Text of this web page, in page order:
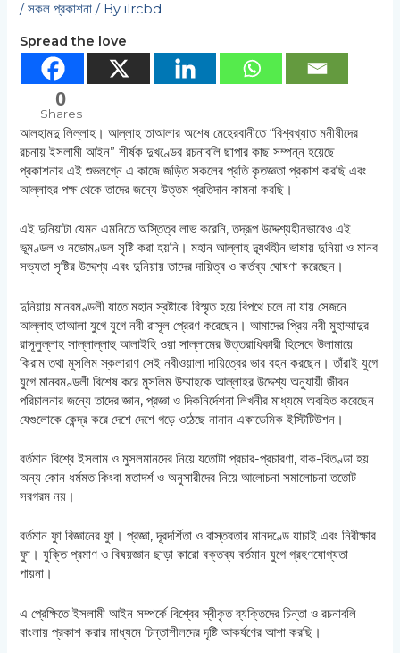
/সকল প্রকাশনা / Byilrcbd
Spread the love
0
Shares
আলহামদু লিল্লাহ। আল্লাহ তাআলার অশেষ মেহেরবানীতে “বিশ্বখ্যাত মনীষীদের
রচনায় ইসলামী আইন” শীর্ষক দুখণ্ডের রচনাবলি ছাপার কাছ সম্পন্ন হয়েছে
প্রকাশনার এই শুভলগ্নে এ কাজে জড়িত সকলের প্রতি কৃতজ্ঞতা প্রকাশ করছি এবং
আল্লাহর পক্ষ থেকে তাদের জন্যে উত্তম প্রতিদান কামনা করছি।
এই দুনিয়াটা যেমন এমনিতে অস্তিত্ব লাভ করেনি, তদ্রূপ উদ্দেশ্যহীনভাবেও এই
ভূমণ্ডল ও নভোমণ্ডল সৃষ্টি করা হয়নি। মহান আল্লাহ দ্ব্যর্থহীন ভাষায় দুনিয়া ও মানব
সভ্যতা সৃষ্টির উদ্দেশ্য এবং দুনিয়ায় তাদের দায়িত্ব ও কর্তব্য ঘোষণা করেছেন।
দুনিয়ায় মানবমণ্ডলী যাতে মহান স্রষ্টাকে বিস্মৃত হয়ে বিপথে চলে না যায় সেজনে
আল্লাহ তাআলা যুগে যুগে নবী রাসূল প্রেরণ করেছেন। আমাদের প্রিয় নবী মুহাম্মাদুর
রাসূলুল্লাহ সাল্লাল্লাহু আলাইহি ওয়া সাল্লামের উত্তরাধিকারী হিসেবে উলামায়ে
কিরাম তথা মুসলিম স্কলারাণ সেই নবীওয়ালা দায়িত্বের ভার বহন করছেন। তাঁরাই যুগে
যুগে মানবমণ্ডলী বিশেষ করে মুসলিম উম্মাহকে আল্লাহর উদ্দেশ্য অনুযায়ী জীবন
পরিচালনার জন্যে তাদের জ্ঞান, প্রজ্ঞা ও দিকনির্দেশনা লিখনীর মাধ্যমে অবহিত করেছেন
যেগুলোকে কেন্দ্র করে দেশে দেশে গড়ে ওঠেছে নানান একাডেমিক ইস্টিটিউশন।
বর্তমান বিশ্বে ইসলাম ও মুসলমানদের নিয়ে যতোটা প্রচার-প্রচারণা, বাক-বিতণ্ডা হয়
অন্য কোন ধর্মমত কিংবা মতাদর্শ ও অনুসারীদের নিয়ে আলোচনা সমালোচনা ততোট
সরগরম নয়।
বর্তমান ফুা বিজ্ঞানের ফুা। প্রজ্ঞা, দূরদর্শিতা ও বাস্তবতার মানদণ্ডে যাচাই এবং নিরীক্ষার
ফুা। যুক্তি প্রমাণ ও বিষয়জ্ঞান ছাড়া কারো বক্তব্য বর্তমান যুগে গ্রহণযোগ্যতা
পায়না।
এ প্রেক্ষিতে ইসলামী আইন সম্পর্কে বিশ্বের স্বীকৃত ব্যক্তিদের চিন্তা ও রচনাবলি
বাংলায় প্রকাশ করার মাধ্যমে চিন্তাশীলদের দৃষ্টি আকর্ষণের আশা করছি।